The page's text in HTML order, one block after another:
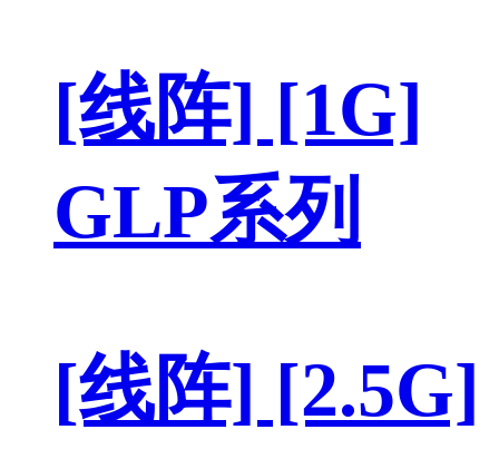
[线阵] [1G]
GLP系列
[线阵] [2.5G]